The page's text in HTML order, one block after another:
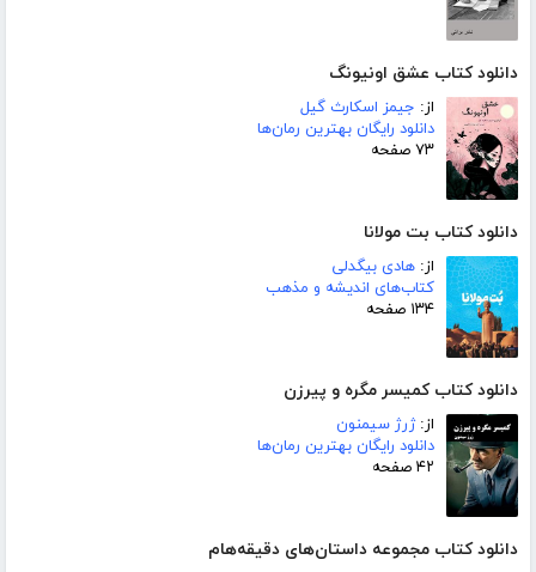
دانلود کتاب عشق اونیونگ
از: جیمز اسکارث گیل
دانلود رایگان بهترین رمان‌ها
۷۳ صفحه
دانلود کتاب بت مولانا
از: هادی بیگدلی
کتاب‌های اندیشه و مذهب
۱۳۴ صفحه
دانلود کتاب کمیسر مگره و پیرزن
از:ژرژ سیمنون
دانلود رایگان بهترین رمان‌ها
۴۲ صفحه
دانلود کتاب مجموعه داستان‌های دقیقه‌هام